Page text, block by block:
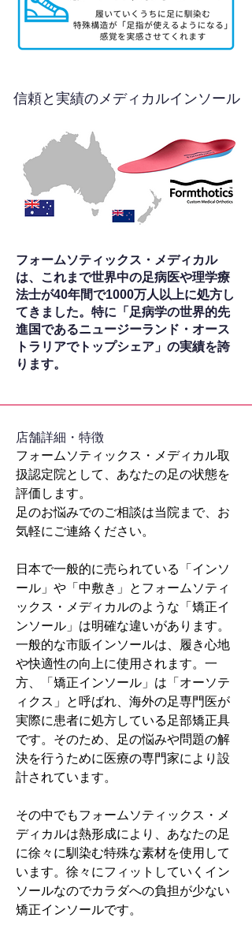
信頼と実績のメディカルインソール
フォームソティックス・メディカル
は、これまで世界中の足病医や理学療
法士が40年間で1000万人以上に処方し
てきました。特に「足病学の世界的先
進国であるニュージーランド・オース
トラリアでトップシェア」の実績を誇
ります。
​店舗詳細・特徴
フォームソティックス・メディカル取
扱認定院として、あなたの足の状態を
評価します。
足のお悩みでのご相談は当院まで、お
気軽にご連絡ください。
日本で一般的に売られている「インソ
ール」や「中敷き」とフォームソティ
ックス・メディカルのような「矯正イ
ンソール」は明確な違いがあります。
一般的な市販インソールは、履き心地
や快適性の向上に使用されます。一
方、「矯正インソール」は「オーソテ
ィクス」と呼ばれ、海外の足専門医が
実際に患者に処方している足部矯正具
です。そのため、足の悩みや問題の解
決を行うために医療の専門家により設
計されています。
その中でもフォームソティックス・メ
ディカルは熱形成により、あなたの足
に徐々に馴染む特殊な素材を使用して
います。徐々にフィットしていくイン
ソールなのでカラダへの負担が少ない
矯正インソールです。